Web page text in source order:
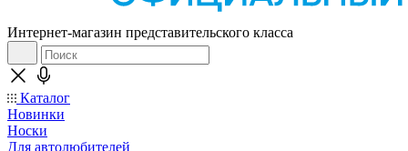
Интернет-магазин представительского класса
Каталог
Новинки
Носки
Для автолюбителей